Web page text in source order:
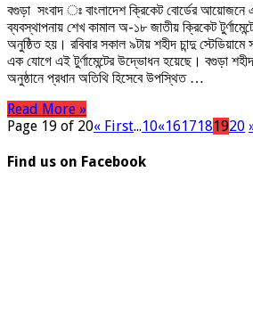
বগুড়া সংবাদ ঃ বাংলাদেশ ক্রিকেট বোর্ডের আয়োজনে
ব্যবস্থাপনায় শেখ কামাল অ-১৮ জাতীয় ক্রিকেট
অনুষ্ঠিত হয়। রবিবার সকাল ৯টায় শহীদ চান্দু স্টেডিয়ামে
এক যোগে এই টুর্ণামেন্টের উদ্ভোধন হয়েছে। বগুড়া শহীদ
অনুষ্ঠানে প্রধান অতিথি হিসেবে উপস্থিত …
Read More »
Page 19 of 20« First...10«1617181920
Find us on Facebook